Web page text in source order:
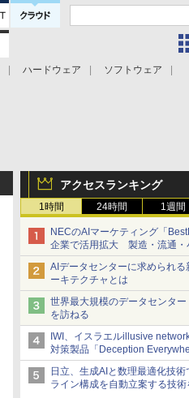
ハードウェア
ソフトウェア
アクセスランキング
1時間 24時間 1週間
NECのAIマーケティング「
企業で活用拡大 製造・流通・
代理店などが実装フェーズへ
AIデータセンターに求められる
ーキテクチャとは
世界最大規模のデータセンター
を訪ねる
IWI、イスラエルillusive
対策製品「Deception
日立、生成AIと数理最適化技
ライン構成を自動立案する技術